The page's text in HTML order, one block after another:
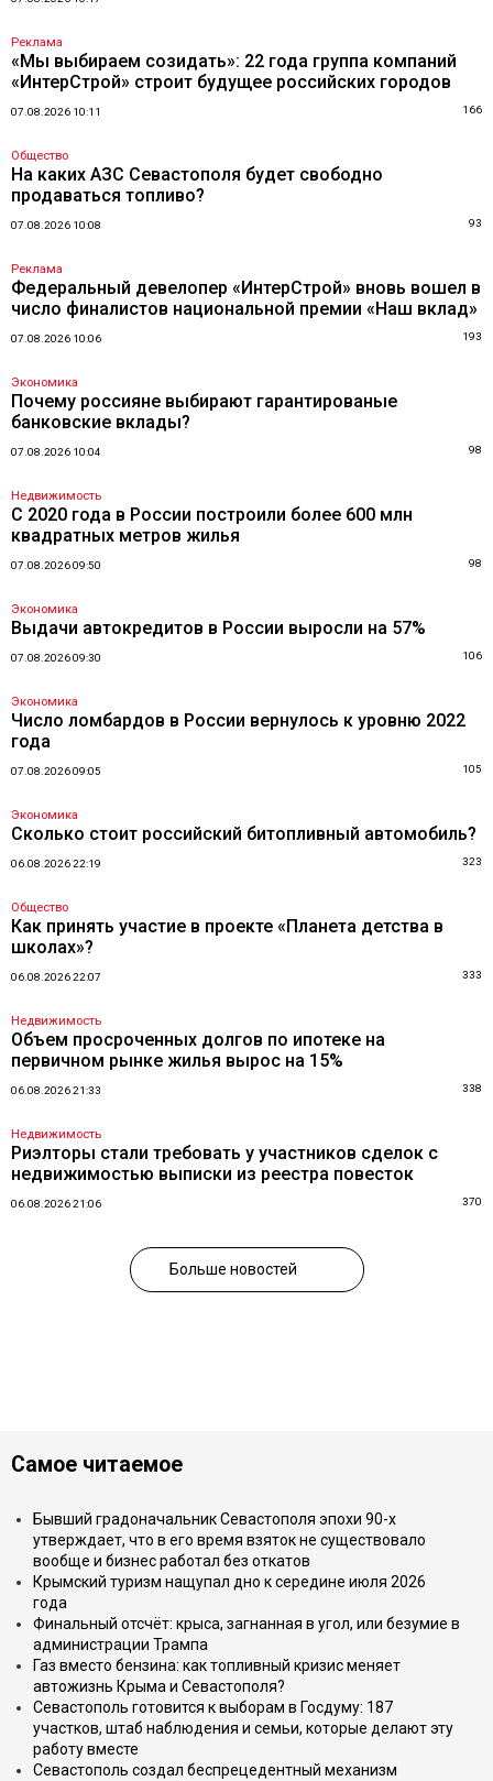
Реклама
«Мы выбираем созидать»: 22 года группа компаний
«ИнтерСтрой» строит будущее российских городов
07.08.2026 10:11 166
Общество
На каких АЗС Севастополя будет свободно
продаваться топливо?
07.08.2026 10:08 93
Реклама
Федеральный девелопер «ИнтерСтрой» вновь вошел в
число финалистов национальной премии «Наш вклад»
07.08.2026 10:06 193
Экономика
Почему россияне выбирают гарантированые
банковские вклады?
07.08.2026 10:04 98
Недвижимость
С 2020 года в России построили более 600 млн
квадратных метров жилья
07.08.2026 09:50 98
Экономика
Выдачи автокредитов в России выросли на 57%
07.08.2026 09:30 106
Экономика
Число ломбардов в России вернулось к уровню 2022
года
07.08.2026 09:05 105
Экономика
Сколько стоит российский битопливный автомобиль?
06.08.2026 22:19 323
Общество
Как принять участие в проекте «Планета детства в
школах»?
06.08.2026 22:07 333
Недвижимость
Объем просроченных долгов по ипотеке на
первичном рынке жилья вырос на 15%
06.08.2026 21:33 338
Недвижимость
Риэлторы стали требовать у участников сделок с
недвижимостью выписки из реестра повесток
06.08.2026 21:06 370
Больше новостей
Самое читаемое
Бывший градоначальник Севастополя эпохи 90-х
утверждает, что в его время взяток не существовало
вообще и бизнес работал без откатов
Крымский туризм нащупал дно к середине июля 2026
года
Финальный отсчёт: крыса, загнанная в угол, или безумие в
администрации Трампа
Газ вместо бензина: как топливный кризис меняет
автожизнь Крыма и Севастополя?
Севастополь готовится к выборам в Госдуму: 187
участков, штаб наблюдения и семьи, которые делают эту
работу вместе
Севастополь создал беспрецедентный механизм